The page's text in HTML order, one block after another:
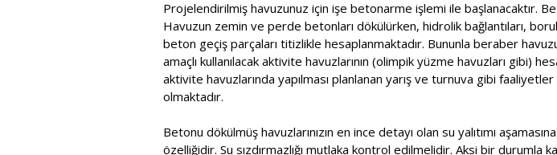
Projelendirilmiş havuzunuz için işe betonarme işlemi ile başlanacaktır.
Havuzun zemin ve perde betonları dökülürken, hidrolik bağlantıları,
beton geçiş parçaları titizlikle hesaplanmaktadır. Bununla beraber
amaçlı kullanılacak aktivite havuzlarının (olimpik yüzme havuzları gibi)
aktivite havuzlarında yapılması planlanan yarış ve turnuva gibi
olmaktadır.
Betonu dökülmüş havuzlarınızın en ince detayı olan su yalıtımı
özelliğidir. Su sızdırmazlığı mutlaka kontrol edilmelidir. Aksi bir durumla